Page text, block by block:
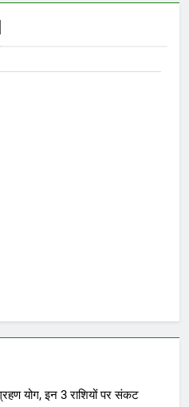
योग, इन 3 राशियों पर संकट